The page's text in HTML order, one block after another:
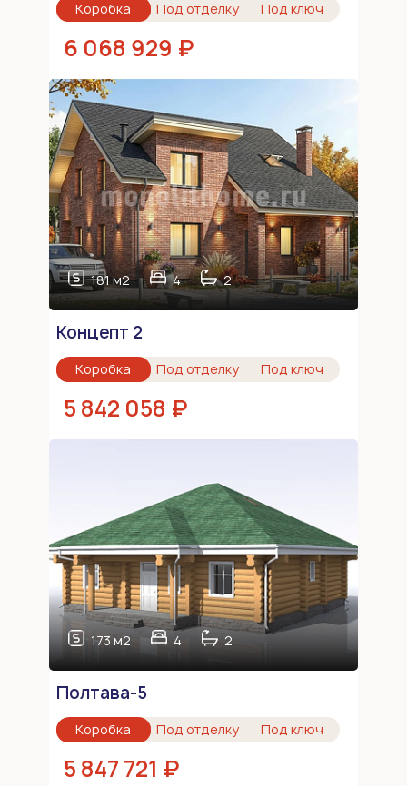
Коробка Под отделку Под ключ
6 068 929 ₽
181 м2 4 2
Концепт 2
Коробка Под отделку Под ключ
5 842 058 ₽
173 м2 4 2
Полтава-5
Коробка Под отделку Под ключ
5 847 721 ₽